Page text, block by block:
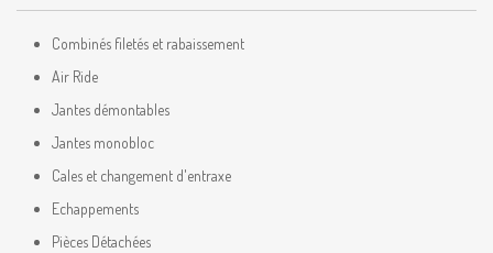
Combinés filetés et rabaissement
Air Ride
Jantes démontables
Jantes monobloc
Cales et changement d'entraxe
Echappements
Pièces Détachées